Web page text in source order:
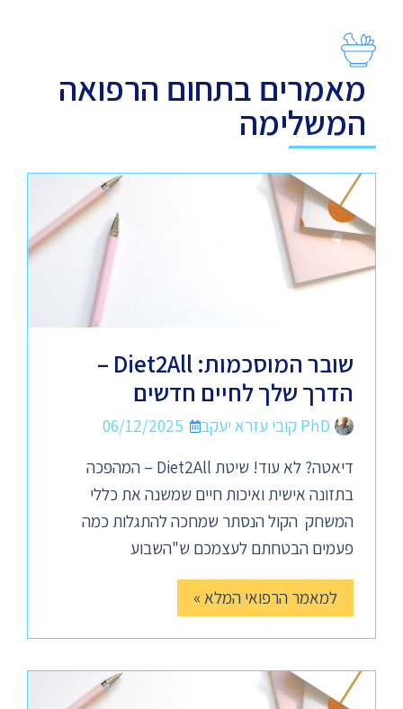
מאמרים בתחום הרפואה
המשלימה
שובר המוסכמות: Diet2All –
הדרך שלך לחיים חדשים
PhD קובי עזרא יעקב
06/12/2025
דיאטה? לא עוד! שיטת Diet2All – המהפכה
בתזונה אישית ואיכות חיים שמשנה את כללי
המשחק הקול הנסתר שמחכה להתגלות כמה
פעמים הבטחתם לעצמכם ש"השבוע
למאמר הרפואי המלא »